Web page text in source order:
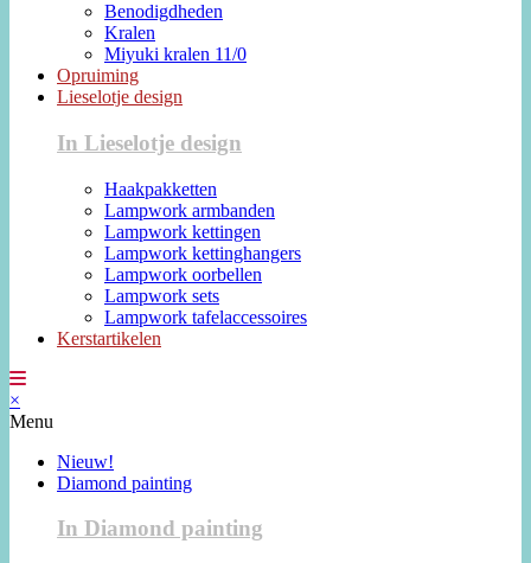
Benodigdheden
Kralen
Miyuki kralen 11/0
Opruiming
Lieselotje design
In Lieselotje design
Haakpakketten
Lampwork armbanden
Lampwork kettingen
Lampwork kettinghangers
Lampwork oorbellen
Lampwork sets
Lampwork tafelaccessoires
Kerstartikelen
×
Menu
Nieuw!
Diamond painting
In Diamond painting